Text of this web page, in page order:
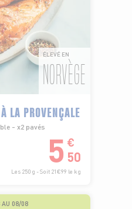
ÉLEVÉ EN
NORVÈGE
LA PROVENÇALE
- x2 pavés
5 €
50
Les 250 g - Soit 21€99 le kg
AU 08/08